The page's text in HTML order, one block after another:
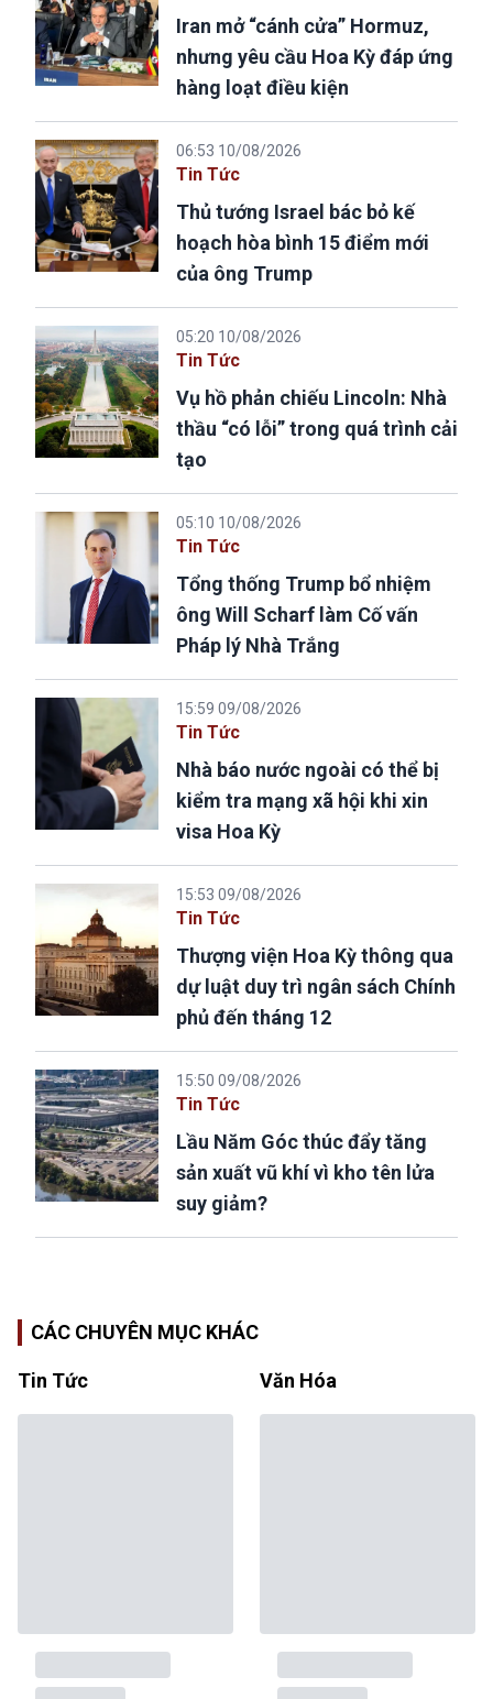
Iran mở “cánh cửa” Hormuz,
nhưng yêu cầu Hoa Kỳ đáp ứng
hàng loạt điều kiện
06:53 10/08/2026
Tin Tức
Thủ tướng Israel bác bỏ kế
hoạch hòa bình 15 điểm mới
của ông Trump
05:20 10/08/2026
Tin Tức
Vụ hồ phản chiếu Lincoln: Nhà
thầu “có lỗi” trong quá trình cải
tạo
05:10 10/08/2026
Tin Tức
Tổng thống Trump bổ nhiệm
ông Will Scharf làm Cố vấn
Pháp lý Nhà Trắng
15:59 09/08/2026
Tin Tức
Nhà báo nước ngoài có thể bị
kiểm tra mạng xã hội khi xin
visa Hoa Kỳ
15:53 09/08/2026
Tin Tức
Thượng viện Hoa Kỳ thông qua
dự luật duy trì ngân sách Chính
phủ đến tháng 12
15:50 09/08/2026
Tin Tức
Lầu Năm Góc thúc đẩy tăng
sản xuất vũ khí vì kho tên lửa
suy giảm?
CÁC CHUYÊN MỤC KHÁC
Tin Tức Văn Hóa